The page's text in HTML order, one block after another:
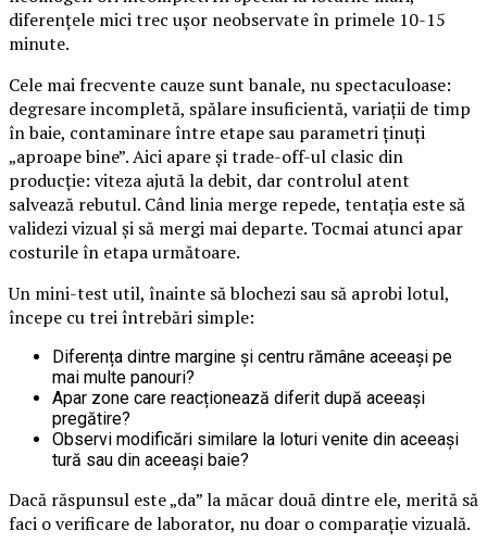
diferențele mici trec ușor neobservate în primele 10-15
minute.
Cele mai frecvente cauze sunt banale, nu spectaculoase:
degresare incompletă, spălare insuficientă, variații de timp
în baie, contaminare între etape sau parametri ținuți
„aproape bine”. Aici apare și trade-off-ul clasic din
producție: viteza ajută la debit, dar controlul atent
salvează rebutul. Când linia merge repede, tentația este să
validezi vizual și să mergi mai departe. Tocmai atunci apar
costurile în etapa următoare.
Un mini-test util, înainte să blochezi sau să aprobi lotul,
începe cu trei întrebări simple:
Diferența dintre margine și centru rămâne aceeași pe
mai multe panouri?
Apar zone care reacționează diferit după aceeași
pregătire?
Observi modificări similare la loturi venite din aceeași
tură sau din aceeași baie?
Dacă răspunsul este „da” la măcar două dintre ele, merită să
faci o verificare de laborator, nu doar o comparație vizuală.